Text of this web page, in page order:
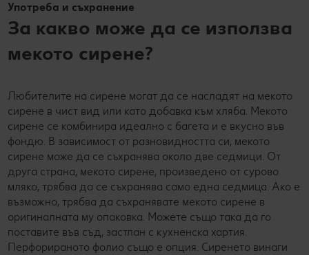
Употреба и съхранение
За какво може да се използва
мекото сирене?
Любителите на сирене могат да се насладят на мекото
сирене в чист вид или като добавка към хляба. Мекото
сирене се комбинира идеално с багета и е вкусно във
фондю. В зависимост от разновидността си, мекото
сирене може да се съхранява около две седмици. От
друга страна, мекото сирене, произведено от сурово
мляко, трябва да се съхранява само една седмица. Ако е
възможно, трябва да съхранявате мекото сирене в
оригиналната му опаковка. Можете също така да го
поставите във съд, застлан с кухненска хартия.
Перфорираното фолио също е опция. Сиренето винаги